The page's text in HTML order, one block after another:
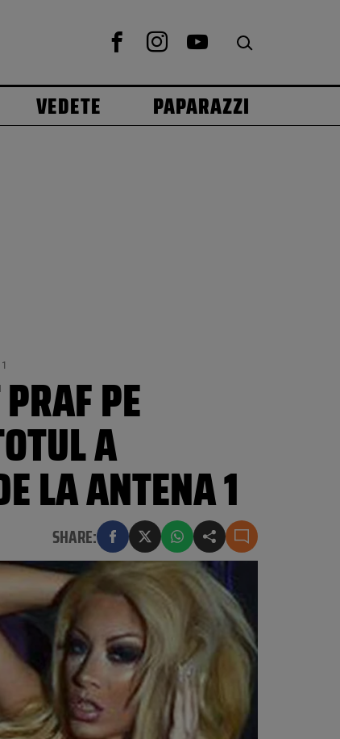
VEDETE PAPARAZZI
PE
A
LA ANTENA 1
SHARE: